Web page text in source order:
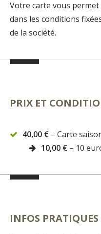
Votre carte vous
dans les conditions
de la société.
PRIX ET
40,00 € – Carte
10,00 € – 10
INFOS PRATIQUES